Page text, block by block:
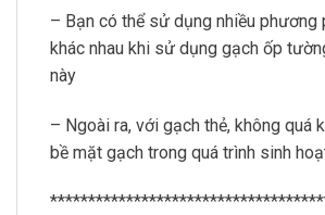
– Bạn có thể sử dụng nhiều phương
khác nhau khi sử dụng gạch ốp
này
– Ngoài ra, với gạch thẻ, không quá
bề mặt gạch trong quá trình sinh